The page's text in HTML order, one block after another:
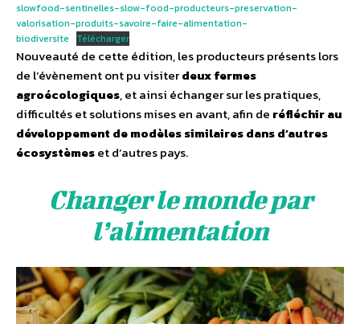
slowfood-sentinelles-slow-food-producteurs-preservation-
valorisation-produits-savoire-faire-alimentation-
biodiversite
Télécharger
Nouveauté de cette édition, les producteurs présents lors
de l’évènement ont pu visiterdeux fermes
agroécologiques, et ainsi échanger sur les pratiques,
difficultés et solutions mises en avant, afin de réfléchir au
développement de modèles similaires dans d’autres
écosystèmeset d’autres pays.
Changer le monde par
l’alimentation